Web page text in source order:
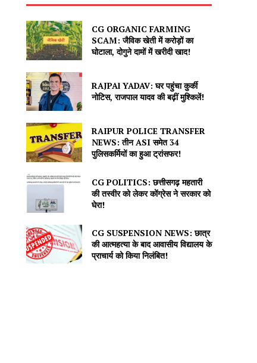
CG ORGANIC FARMING
SCAM: जैविक खेती में करोड़ों का
घोटाला, दोगुने दामों में खरीदी खाद!
RAJPAl YADAV: घर पहुंचा कुर्की
नोटिस, राजपाल यादव की बढ़ीं मुश्किलें!
RAIPUR POLICE TRANSFER
NEWS: तीन ASI समेत 34
पुलिसकर्मियों का हुआ ट्रांसफर!
CG POLITICS: छत्तीसगढ़ महतारी
की तस्वीर को लेकर कोंग्रेस ने सरकार को
घेरा!
CG SUSPENSION NEWS: छात्र
की आत्महत्या के बाद आवासीय विद्यालय के
प्राचार्य को किया निलंबित!